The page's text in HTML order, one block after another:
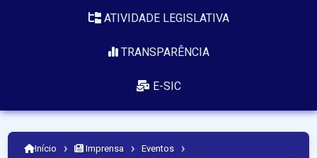
ATIVIDADE LEGISLATIVA
TRANSPARÊNCIA
E-SIC
Início › Imprensa › Eventos ›